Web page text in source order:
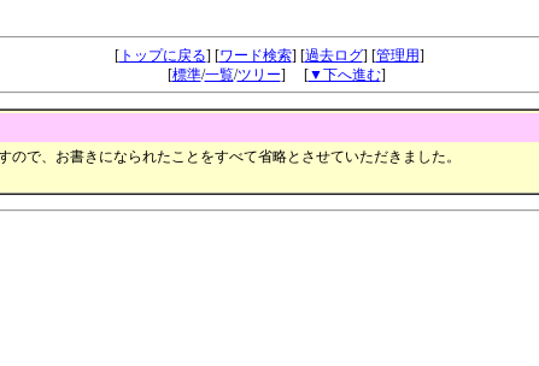
[トップに戻る] [ワード検索] [過去ログ] [管理用]
[標準/一覧/ツリー] [▼下へ進む]
で、お書きになられたことをすべて省略とさせていただきました。